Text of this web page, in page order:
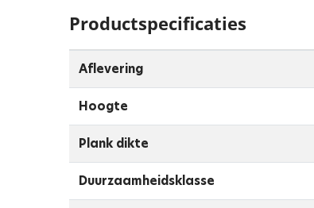
Productspecificaties
Aflevering
Hoogte
Plank dikte
Duurzaamheidsklasse